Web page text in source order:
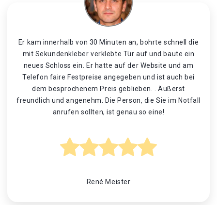
Er kam innerhalb von 30 Minuten an, bohrte schnell die
mit Sekundenkleber verklebte Tür auf und baute ein
neues Schloss ein. Er hatte auf der Website und am
Telefon faire Festpreise angegeben und ist auch bei
dem besprochenem Preis geblieben. . Äußerst
freundlich und angenehm. Die Person, die Sie im Notfall
anrufen sollten, ist genau so eine!
René Meister